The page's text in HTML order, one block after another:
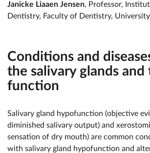
Janicke Liaaen Jensen, Professor,
Dentistry, Faculty of Dentistry,
Conditions and
the salivary glands and
function
Salivary gland hypofunction (objective
diminished salivary output) and
sensation of dry mouth) are common
with salivary gland hypofunction and